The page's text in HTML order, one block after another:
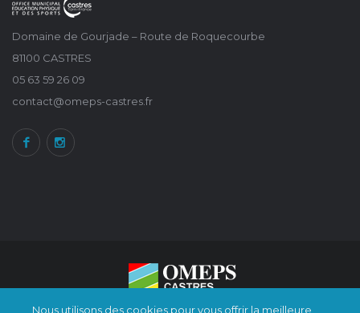
Domaine de Gourjade – Route de Roquecourbe
81100 CASTRES
05 63 59 26 09
contact@omeps-castres.fr
Nous utilisons des cookies pour vous offrir la meilleure